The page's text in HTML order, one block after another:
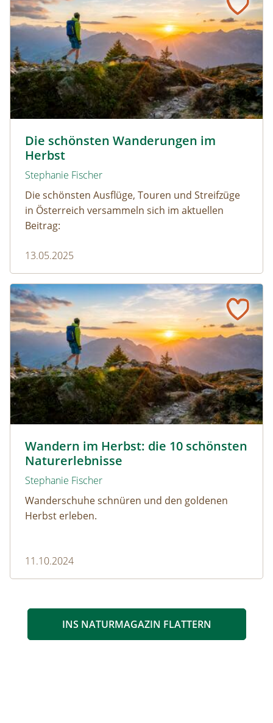
Die schönsten Wanderungen im
Herbst
Stephanie Fischer
Die schönsten Ausflüge, Touren und Streifzüge
in Österreich versammeln sich im aktuellen
Beitrag:
13.05.2025
Wandern im Herbst: die 10 schönsten
Naturerlebnisse
Stephanie Fischer
Wanderschuhe schnüren und den goldenen
Herbst erleben.
11.10.2024
Wandern im Herbst: die 10 schönsten Naturerlebnisse
INS NATURMAGAZIN FLATTERN